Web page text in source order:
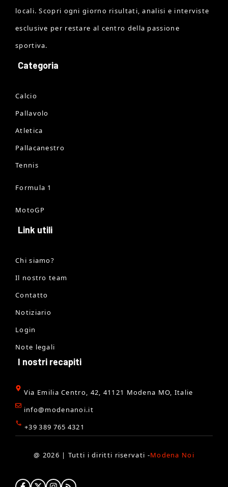
locali. Scopri ogni giorno risultati, analisi e interviste
esclusive per restare al centro della passione
sportiva.
Categoria
Calcio
Pallavolo
Atletica
Pallacanestro
Tennis
Formula 1
MotoGP
Link utili
Chi siamo?
Il nostro team
Contatto
Notiziario
Login
Note legali
I nostri recapiti
Via Emilia Centro, 42, 41121 Modena MO, Italie
info@modenanoi.it
+39 389 765 4321
@ 2026 | Tutti i diritti riservati -Modena Noi